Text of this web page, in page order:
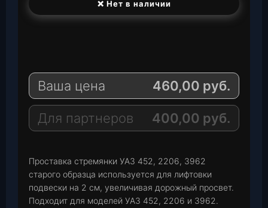
❌ Нет в наличии
e
r
a
m
a
s
A
p
a
i
l
Ваша цена 460,00 руб.
Для партнеров 400,00 руб.
Проставка стремянки УАЗ 452, 2206, 3962
старого образца используется для лифтовки
подвески на 2 см, увеличивая дорожный просвет.
Подходит для моделей УАЗ 452, 2206 и 3962.